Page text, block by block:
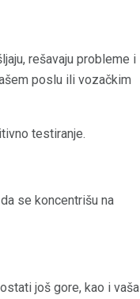
rešavaju probleme i
poslu ili vozačkim
testiranje.
se koncentrišu na
još gore, kao i vaša